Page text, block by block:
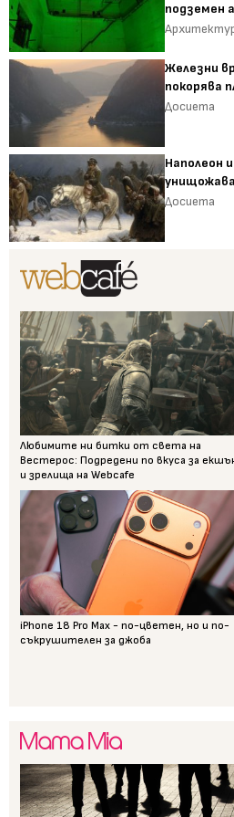
подземен
Железни
покорява
Досиета
Наполеон
унищожава
Досиета
Любимите ни битки от света на
Вестерос: Подредени по вкуса за
и зрелища на Webcafe
iPhone 18 Pro Max - по-цветен, но и по-
съкрушителен за джоба